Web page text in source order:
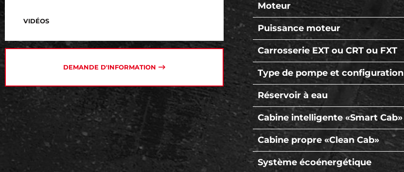
VIDÉOS
DEMANDE D'INFORMATION
Moteur
Puissance moteur
Carrosserie EXT ou CRT ou FXT
Type de pompe et configuration
Réservoir à eau
Cabine intelligente «Smart Cab»
Cabine propre «Clean Cab»
Système écoénergétique